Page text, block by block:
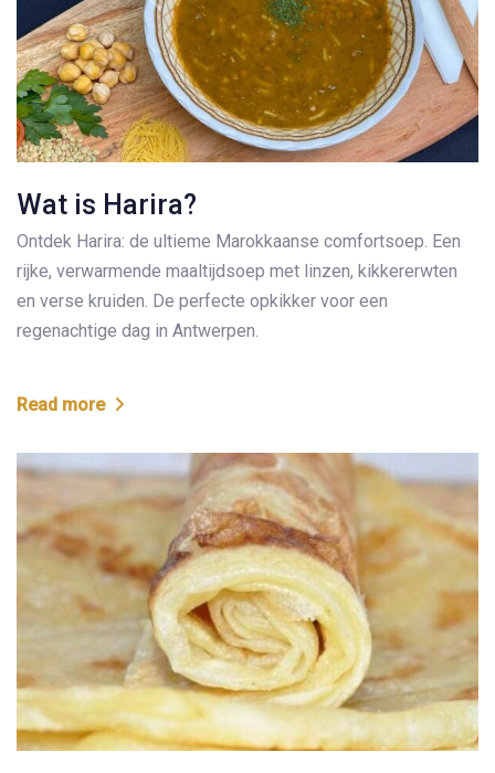
Wat is Harira?
Ontdek Harira: de ultieme Marokkaanse comfortsoep. Een
rijke, verwarmende maaltijdsoep met linzen, kikkererwten
en verse kruiden. De perfecte opkikker voor een
regenachtige dag in Antwerpen.
Read more